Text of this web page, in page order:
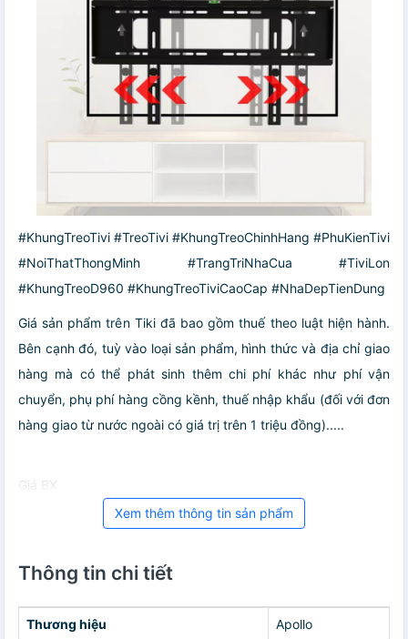
#KhungTreoTivi #TreoTivi #KhungTreoChinhHang #PhuKienTivi
#NoiThatThongMinh #TrangTriNhaCua #TiviLon
#KhungTreoD960 #KhungTreoTiviCaoCap #NhaDepTienDung
Giá sản phẩm trên Tiki đã bao gồm thuế theo luật hiện hành.
Bên cạnh đó, tuỳ vào loại sản phẩm, hình thức và địa chỉ giao
hàng mà có thể phát sinh thêm chi phí khác như phí vận
chuyển, phụ phí hàng cồng kềnh, thuế nhập khẩu (đối với đơn
hàng giao từ nước ngoài có giá trị trên 1 triệu đồng).....
Giá BX
Xem thêm thông tin sản phẩm
Thông tin chi tiết
Thương hiệu Apollo